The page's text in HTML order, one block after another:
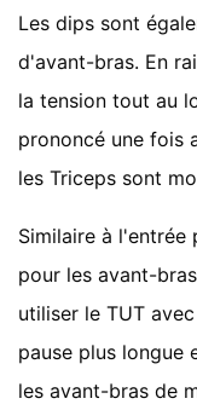
Les dips sont
d'avant-bras. En
la tension tout au
prononcé une fois
les Triceps sont
Similaire à l'entrée
pour les avant-
utiliser le TUT
pause plus longue
les avant-bras de